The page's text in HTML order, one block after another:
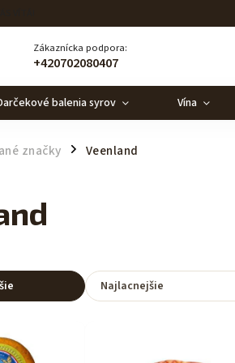
Zákaznícka podpora:
+420702080407
balenia syrov Vína
značky / Veenland
Najlacnejšie